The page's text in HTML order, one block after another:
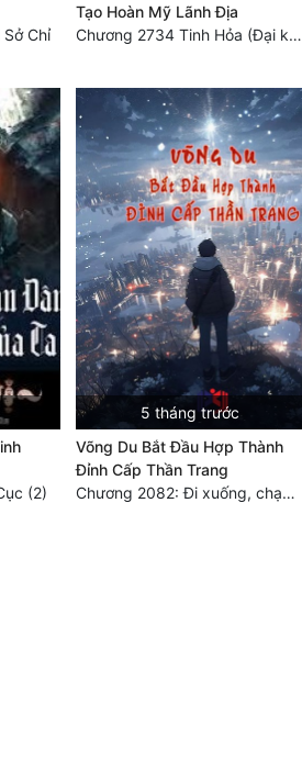
Chỉ
Tạo Hoàn Mỹ Lãnh Địa
Chương 2734 Tinh Hỏa (Đại kết cục) (2)
(2)
5 tháng trước
Võng Du Bắt Đầu Hợp Thành
Đỉnh Cấp Thần Trang
Chương 2082: Đi xuống, chạy về phía mênh mông tinh thần đại hải (đại kết cục)